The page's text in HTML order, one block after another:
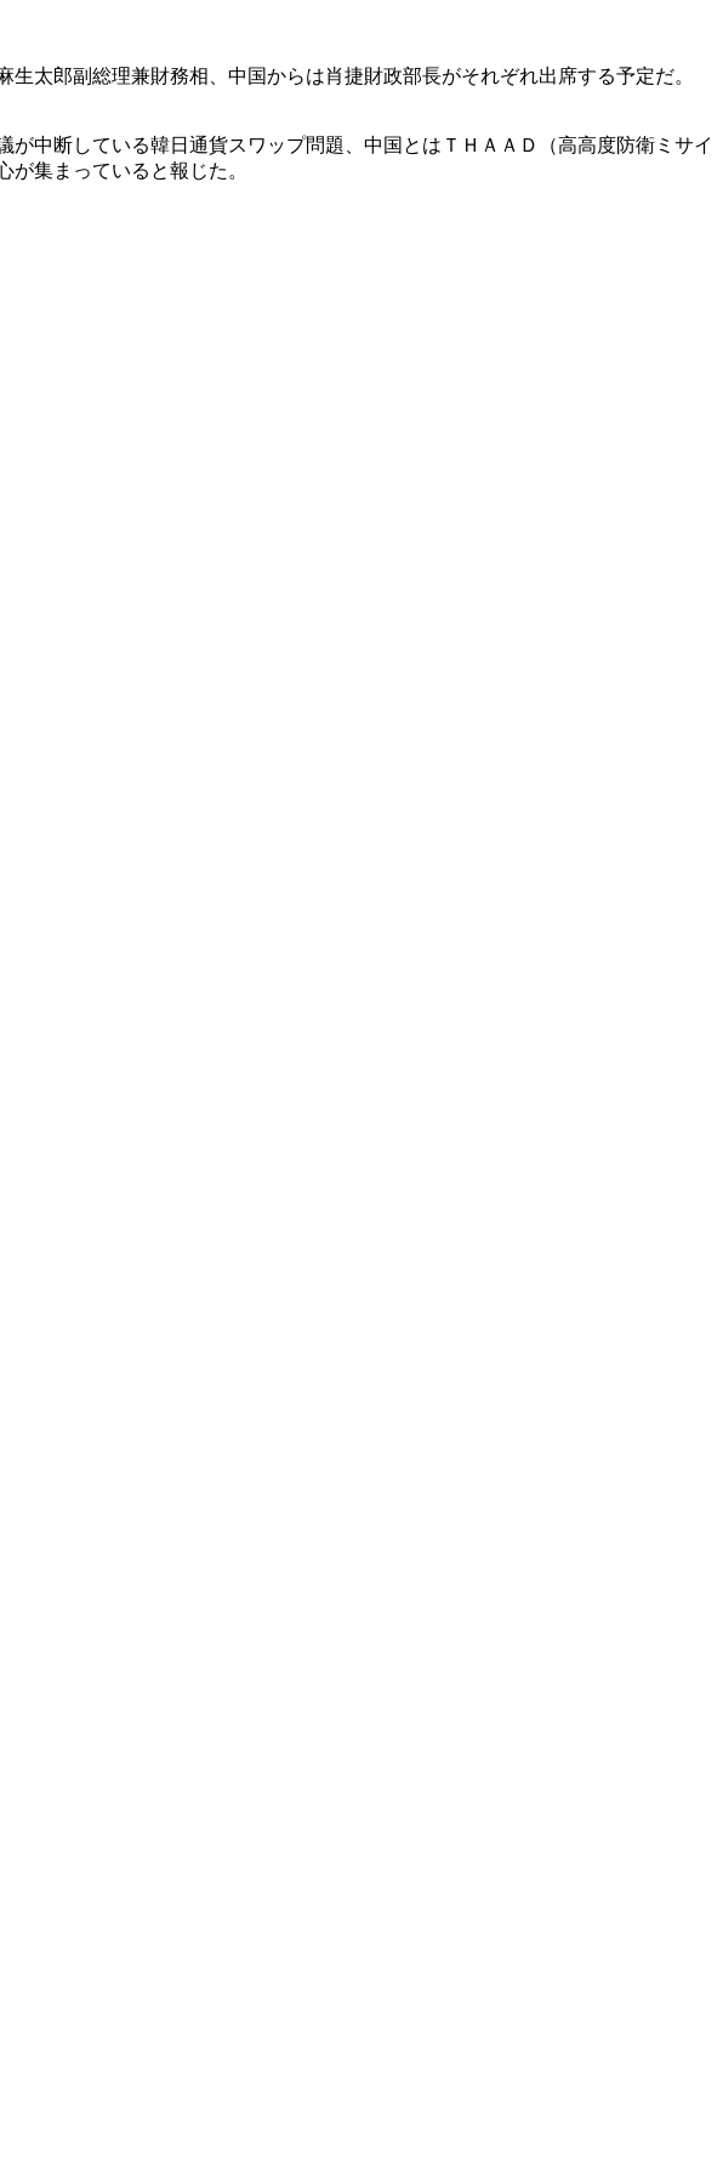
太郎副総理兼財務相、中国からは肖捷財政部長がそれぞれ出席する予定だ。
中断している韓日通貨スワップ問題、中国とはＴＨＡＡＤ（高高度防衛ミサイ
集まっていると報じた。